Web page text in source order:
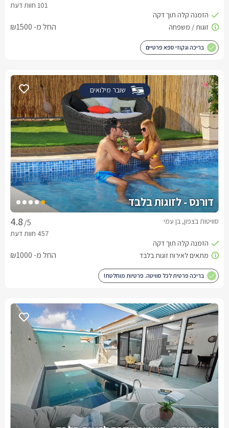
החל מ- ₪1500
בריכה וגקוזי ספא פרטיים
שובר מילואים
דורנס - לזוגות בלבד
/5 סוויטות בצפון, בן עמי
החל מ- ₪1000
בריכה פרטית לכל סוויטה. פרטיות מוחלטת!